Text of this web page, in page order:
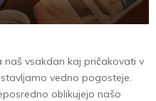
vsakdan kaj pričakovati v
vedno pogosteje.
oblikujejo našo